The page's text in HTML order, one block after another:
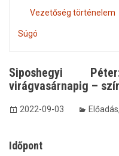
Vezetőség történelem
Súgó
Siposhegyi
virágvasárnapig –
2022-09-03 Előadás,
Időpont